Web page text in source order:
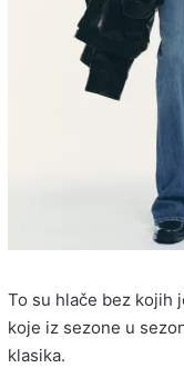
To su hlače bez kojih
koje iz sezone u
klasika.